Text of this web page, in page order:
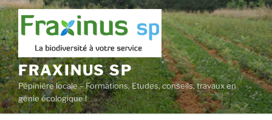
Aller
au
contenu
principal
FRAXINUS SP
Pépinière locale – Formations, Etudes, conseils, travaux en
génie écologique !